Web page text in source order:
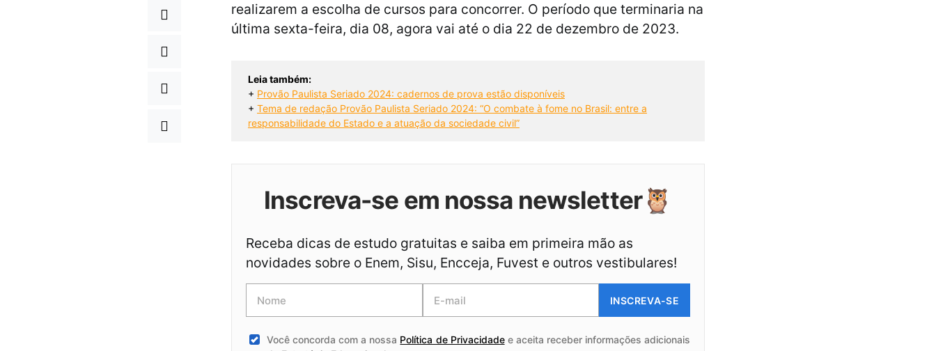
realizarem a escolha de cursos para concorrer. O período que terminaria na
última sexta-feira, dia 08, agora vai até o dia 22 de dezembro de 2023.
Leia também:
+ Provão Paulista Seriado 2024: cadernos de prova estão disponíveis
+ Tema de redação Provão Paulista Seriado 2024: “O combate à fome no Brasil: entre a
responsabilidade do Estado e a atuação da sociedade civil”
Inscreva-se em nossa newsletter🦉
Receba dicas de estudo gratuitas e saiba em primeira mão as
novidades sobre o Enem, Sisu, Encceja, Fuvest e outros vestibulares!
INSCREVA-SE
Você concorda com a nossa Política de Privacidadee aceita receber informações adicionais